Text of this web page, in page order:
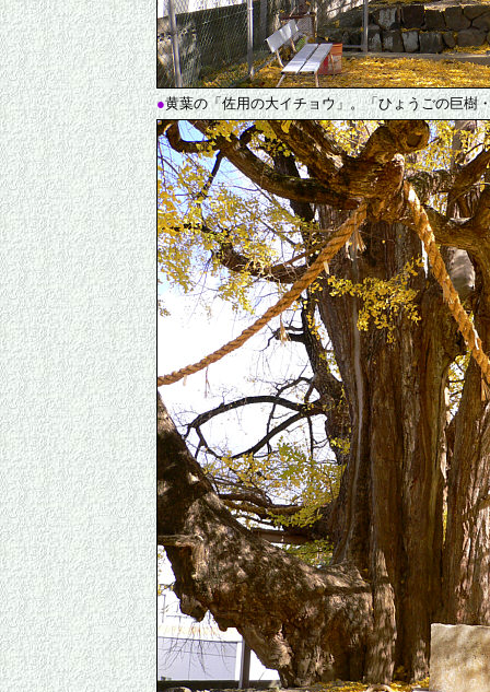
●黄葉の「佐用の大イチョウ」。「ひょうごの巨樹